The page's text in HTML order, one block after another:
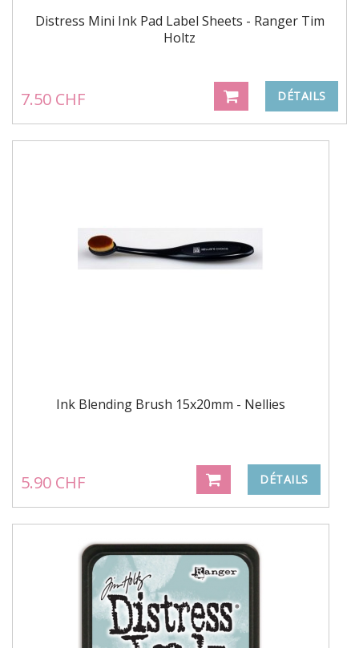
Distress Mini Ink Pad Label Sheets - Ranger Tim
Holtz
7.50 CHF DÉTAILS
Ink Blending Brush 15x20mm - Nellies
5.90 CHF DÉTAILS